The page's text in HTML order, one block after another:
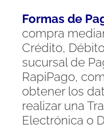
Formas de
compra
Crédito,
sucursal de
RapiPago,
obtener los
realizar una
Electrónica o